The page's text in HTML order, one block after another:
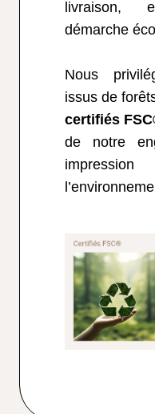
livraison,
démarche
Nous
issus de
certifiés
de notre